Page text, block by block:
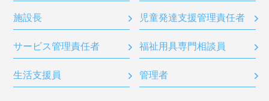
施設長 児童発達支援管理責任者
サービス管理責任者 福祉用具専門相談員
生活支援員 管理者